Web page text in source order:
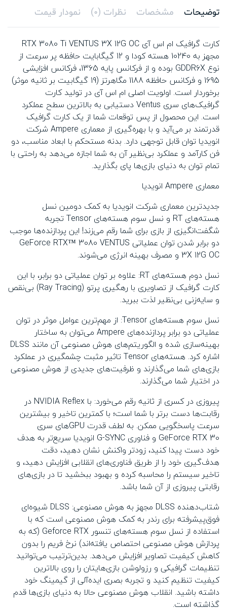
توضیحات مشخصات نظرات (0) نمودار قیمت
کارت گرافیک ام اس آی RTX 3080 Ti VENTUS 3X 12G OC
مجهز به 10240 هسته کودا و 12 گیگابایت حافظه پر سرعت از
نوع GDDR6X بوده و از فرکانس پایه 1365، فرکانس افزایشی
1695 و فرکانس حافظه 1188 مگاهرتز (19 گیگابیت بر ثانیه موثر)
برخوردار است. اولویت اصلی ام اس آی در تولید کارت
گرافیک‌های سری Ventus دستیابی به بالاترین سطح عملکرد
است. این محصول از پس توقعات شما از یک کارت گرافیک
قدرتمند بر می‌آید و با بهره‌گیری از معماری Ampere شرکت
انویدیا توان قابل توجهی دارد. بدنه‌ مستحکم با ابعاد مناسب، دو
فن کارآمد و عملکرد بی‌نظیر آن به شما اجازه می‌دهد به راحتی با
تمام توان به دنیای بازی‌ها پای بگذارید.
معماری Ampere انویدیا
جدیدترین معماری شرکت انویدیا به کمک دومین نسل
هسته‌های RT و نسل سوم هسته‌های Tensor تجربه
شگفت‌انگیزی از بازی برای شما رقم می‌زند! این پردازنده‌ها موجب
دو برابر شدن توان عملیاتی GeForce RTX™ 3080 VENTUS
3X 12G OC و مصرف بهینه انرژی می‌شوند.
نسل دوم هسته‌های RT: علاوه بر توان عملیاتی دو برابر، با این
کارت گرافیک از تصاویری با رهگیری پرتو (Ray Tracing) بی‌نقص
و سایه‌زنی بی‌نظیر لذت ببرید.
نسل سوم هسته‌های Tensor: از مهم‌ترین عوامل موثر در توان
عملیاتی دو برابر پردازنده‌های Ampere می‌توان به ساختار
بهینه‌سازی شده و الگوریتم‌های هوش مصنوعی آن مانند DLSS
اشاره کرد. هسته‌های Tensor تاثیر مثبت چشمگیری در عملکرد
بازی‌های شما می‌گذارند و ظرفیت‌های جدیدی از هوش مصنوعی
در اختیار شما می‌گذارند.
پیروزی در کسری از ثانیه رقم می‌خورد: با NVIDIA Reflex در
رقابت‌ها دست برتر با شما است؛ با کمترین تاخیر و بیشترین
سرعت پاسخگویی ممکن. به لطف قدرت GPUهای سری
GeForce RTX 30 و فناوری G-SYNC انویدیا سریع‌تر به هدف
خود دست پیدا کنید، زودتر واکنش‌ نشان دهید، دقت
هدف‌گیری خود را از طریق فناوری‌های انقلابی افزایش دهید، و
تاخیر سیستم را محاسبه کرده و بهبود ببخشید تا در بازی‌های
رقابتی پیروزی از آن شما باشد.
شتاب‌دهنده DLSS مجهز به هوش مصنوعی: DLSS شیوه‌ای
فوق‌پیشرفته برای رندر به کمک هوش مصنوعی است که با
استفاده از نسل سوم هسته‌های تنسور Geforce RTX (که به
پردازش هوش مصنوعی احتصاص یافته‌اند) نرخ فریم را بدون
کاهش کیفیت تصاویر افزایش می‌دهد. بدین‌ترتیب می‌توانید
تنظیمات گرافیکی و رزولوشن بازی‌هایتان را روی بالاترین
کیفیت تنظیم کنید و تجربه بصری ایده‌آلی از گیمینگ خود
داشته باشید. انقلاب هوش مصنوعی حالا به دنیای بازی‌ها قدم
گذاشته است.